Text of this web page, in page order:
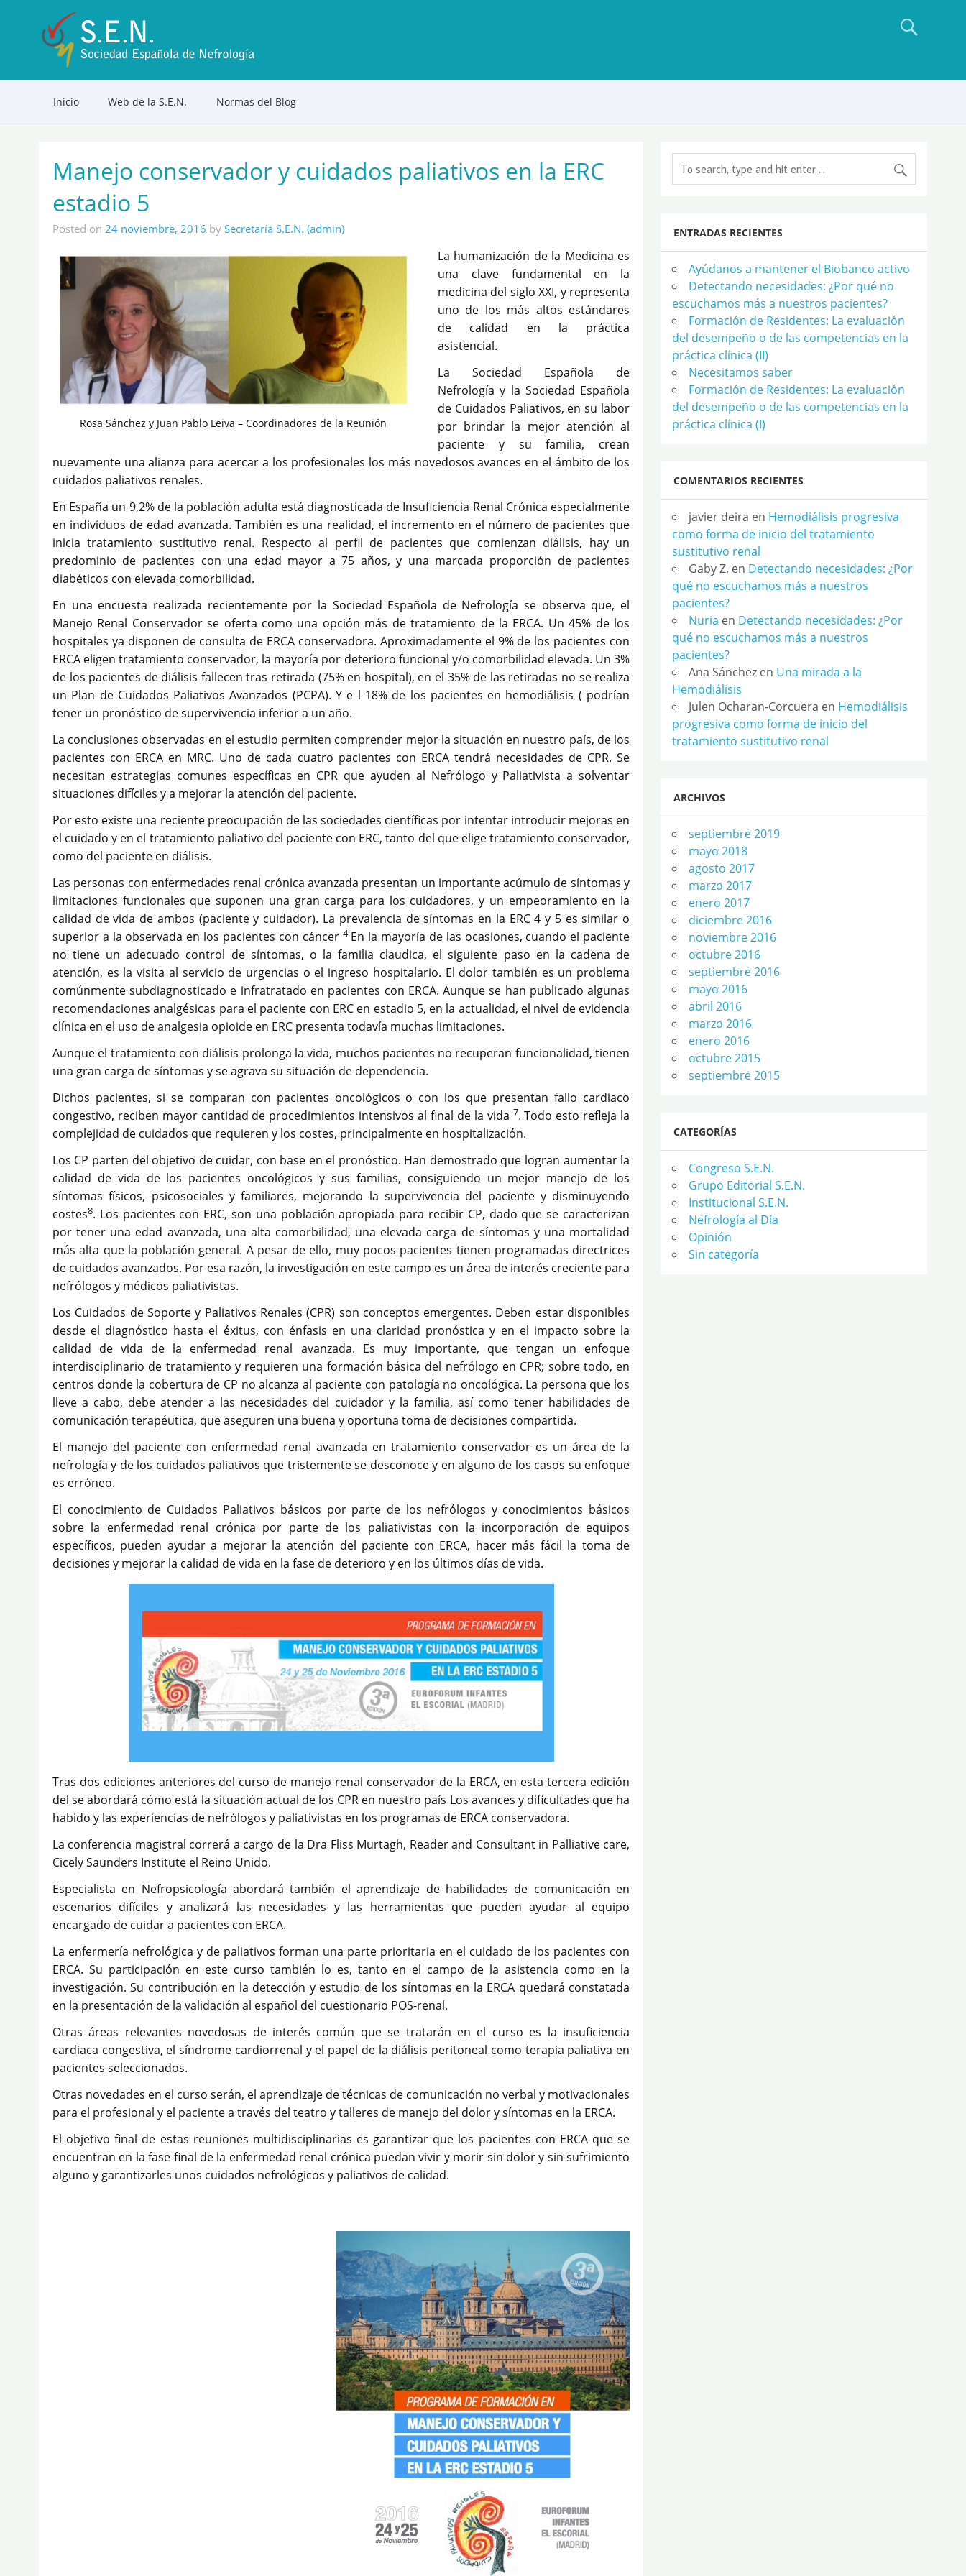
Inicio Web de la S.E.N. Normas del Blog
Manejo conservador y cuidados paliativos en la ERC
estadio 5
Posted on 24 noviembre, 2016 by Secretaría S.E.N. (admin)
Rosa Sánchez y Juan Pablo Leiva – Coordinadores de la Reunión
La humanización de la Medicina es
una clave fundamental en la
medicina del siglo XXI, y representa
uno de los más altos estándares
de calidad en la práctica
asistencial.
La Sociedad Española de
Nefrología y la Sociedad Española
de Cuidados Paliativos, en su labor
por brindar la mejor atención al
paciente y su familia, crean
nuevamente una alianza para acercar a los profesionales los más novedosos avances en el ámbito de los
cuidados paliativos renales.
En España un 9,2% de la población adulta está diagnosticada de Insuficiencia Renal Crónica especialmente
en individuos de edad avanzada. También es una realidad, el incremento en el número de pacientes que
inicia tratamiento sustitutivo renal. Respecto al perfil de pacientes que comienzan diálisis, hay un
predominio de pacientes con una edad mayor a 75 años, y una marcada proporción de pacientes
diabéticos con elevada comorbilidad.
En una encuesta realizada recientemente por la Sociedad Española de Nefrología se observa que, el
Manejo Renal Conservador se oferta como una opción más de tratamiento de la ERCA. Un 45% de los
hospitales ya disponen de consulta de ERCA conservadora. Aproximadamente el 9% de los pacientes con
ERCA eligen tratamiento conservador, la mayoría por deterioro funcional y/o comorbilidad elevada. Un 3%
de los pacientes de diálisis fallecen tras retirada (75% en hospital), en el 35% de las retiradas no se realiza
un Plan de Cuidados Paliativos Avanzados (PCPA). Y e l 18% de los pacientes en hemodiálisis ( podrían
tener un pronóstico de supervivencia inferior a un año.
La conclusiones observadas en el estudio permiten comprender mejor la situación en nuestro país, de los
pacientes con ERCA en MRC. Uno de cada cuatro pacientes con ERCA tendrá necesidades de CPR. Se
necesitan estrategias comunes específicas en CPR que ayuden al Nefrólogo y Paliativista a solventar
situaciones difíciles y a mejorar la atención del paciente.
Por esto existe una reciente preocupación de las sociedades científicas por intentar introducir mejoras en
el cuidado y en el tratamiento paliativo del paciente con ERC, tanto del que elige tratamiento conservador,
como del paciente en diálisis.
Las personas con enfermedades renal crónica avanzada presentan un importante acúmulo de síntomas y
limitaciones funcionales que suponen una gran carga para los cuidadores, y un empeoramiento en la
calidad de vida de ambos (paciente y cuidador). La prevalencia de síntomas en la ERC 4 y 5 es similar o
superior a la observada en los pacientes con cáncer 4En la mayoría de las ocasiones, cuando el paciente
no tiene un adecuado control de síntomas, o la familia claudica, el siguiente paso en la cadena de
atención, es la visita al servicio de urgencias o el ingreso hospitalario. El dolor también es un problema
comúnmente subdiagnosticado e infratratado en pacientes con ERCA. Aunque se han publicado algunas
recomendaciones analgésicas para el paciente con ERC en estadio 5, en la actualidad, el nivel de evidencia
clínica en el uso de analgesia opioide en ERC presenta todavía muchas limitaciones.
Aunque el tratamiento con diálisis prolonga la vida, muchos pacientes no recuperan funcionalidad, tienen
una gran carga de síntomas y se agrava su situación de dependencia.
Dichos pacientes, si se comparan con pacientes oncológicos o con los que presentan fallo cardiaco
congestivo, reciben mayor cantidad de procedimientos intensivos al final de la vida 7. Todo esto refleja la
complejidad de cuidados que requieren y los costes, principalmente en hospitalización.
Los CP parten del objetivo de cuidar, con base en el pronóstico. Han demostrado que logran aumentar la
calidad de vida de los pacientes oncológicos y sus familias, consiguiendo un mejor manejo de los
síntomas físicos, psicosociales y familiares, mejorando la supervivencia del paciente y disminuyendo
costes8. Los pacientes con ERC, son una población apropiada para recibir CP, dado que se caracterizan
por tener una edad avanzada, una alta comorbilidad, una elevada carga de síntomas y una mortalidad
más alta que la población general. A pesar de ello, muy pocos pacientes tienen programadas directrices
de cuidados avanzados. Por esa razón, la investigación en este campo es un área de interés creciente para
nefrólogos y médicos paliativistas.
Los Cuidados de Soporte y Paliativos Renales (CPR) son conceptos emergentes. Deben estar disponibles
desde el diagnóstico hasta el éxitus, con énfasis en una claridad pronóstica y en el impacto sobre la
calidad de vida de la enfermedad renal avanzada. Es muy importante, que tengan un enfoque
interdisciplinario de tratamiento y requieren una formación básica del nefrólogo en CPR; sobre todo, en
centros donde la cobertura de CP no alcanza al paciente con patología no oncológica. La persona que los
lleve a cabo, debe atender a las necesidades del cuidador y la familia, así como tener habilidades de
comunicación terapéutica, que aseguren una buena y oportuna toma de decisiones compartida.
El manejo del paciente con enfermedad renal avanzada en tratamiento conservador es un área de la
nefrología y de los cuidados paliativos que tristemente se desconoce y en alguno de los casos su enfoque
es erróneo.
El conocimiento de Cuidados Paliativos básicos por parte de los nefrólogos y conocimientos básicos
sobre la enfermedad renal crónica por parte de los paliativistas con la incorporación de equipos
específicos, pueden ayudar a mejorar la atención del paciente con ERCA, hacer más fácil la toma de
decisiones y mejorar la calidad de vida en la fase de deterioro y en los últimos días de vida.
Tras dos ediciones anteriores del curso de manejo renal conservador de la ERCA, en esta tercera edición
del se abordará cómo está la situación actual de los CPR en nuestro país Los avances y dificultades que ha
habido y las experiencias de nefrólogos y paliativistas en los programas de ERCA conservadora.
La conferencia magistral correrá a cargo de la Dra Fliss Murtagh, Reader and Consultant in Palliative care,
Cicely Saunders Institute el Reino Unido.
Especialista en Nefropsicología abordará también el aprendizaje de habilidades de comunicación en
escenarios difíciles y analizará las necesidades y las herramientas que pueden ayudar al equipo
encargado de cuidar a pacientes con ERCA.
La enfermería nefrológica y de paliativos forman una parte prioritaria en el cuidado de los pacientes con
ERCA. Su participación en este curso también lo es, tanto en el campo de la asistencia como en la
investigación. Su contribución en la detección y estudio de los síntomas en la ERCA quedará constatada
en la presentación de la validación al español del cuestionario POS-renal.
Otras áreas relevantes novedosas de interés común que se tratarán en el curso es la insuficiencia
cardiaca congestiva, el síndrome cardiorrenal y el papel de la diálisis peritoneal como terapia paliativa en
pacientes seleccionados.
Otras novedades en el curso serán, el aprendizaje de técnicas de comunicación no verbal y motivacionales
para el profesional y el paciente a través del teatro y talleres de manejo del dolor y síntomas en la ERCA.
El objetivo final de estas reuniones multidisciplinarias es garantizar que los pacientes con ERCA que se
encuentran en la fase final de la enfermedad renal crónica puedan vivir y morir sin dolor y sin sufrimiento
alguno y garantizarles unos cuidados nefrológicos y paliativos de calidad.
ENTRADAS RECIENTES
Ayúdanos a mantener el Biobanco activo
Detectando necesidades: ¿Por qué no
escuchamos más a nuestros pacientes?
Formación de Residentes: La evaluación
del desempeño o de las competencias en la
práctica clínica (II)
Necesitamos saber
Formación de Residentes: La evaluación
del desempeño o de las competencias en la
práctica clínica (I)
COMENTARIOS RECIENTES
javier deira en Hemodiálisis progresiva
como forma de inicio del tratamiento
sustitutivo renal
Gaby Z. en Detectando necesidades: ¿Por
qué no escuchamos más a nuestros
pacientes?
Nuria en Detectando necesidades: ¿Por
qué no escuchamos más a nuestros
pacientes?
Ana Sánchez en Una mirada a la
Hemodiálisis
Julen Ocharan-Corcuera en Hemodiálisis
progresiva como forma de inicio del
tratamiento sustitutivo renal
ARCHIVOS
septiembre 2019
mayo 2018
agosto 2017
marzo 2017
enero 2017
diciembre 2016
noviembre 2016
octubre 2016
septiembre 2016
mayo 2016
abril 2016
marzo 2016
enero 2016
octubre 2015
septiembre 2015
CATEGORÍAS
Congreso S.E.N.
Grupo Editorial S.E.N.
Institucional S.E.N.
Nefrología al Día
Opinión
Sin categoría